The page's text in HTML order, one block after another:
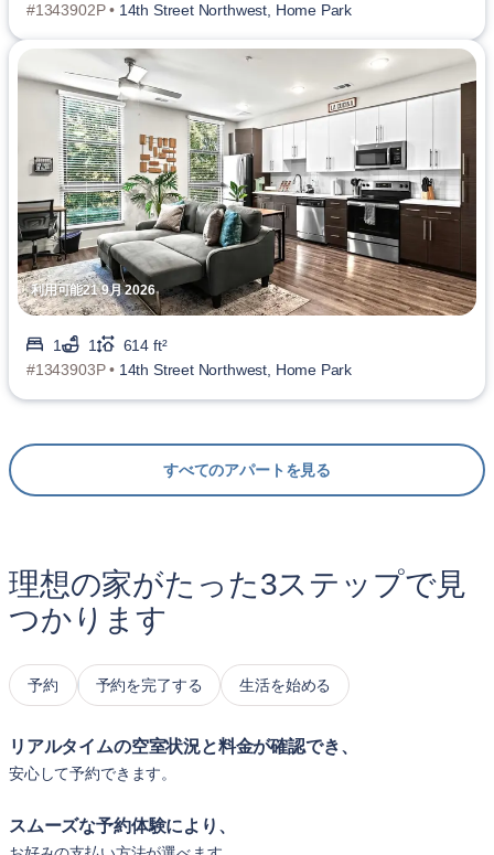
#1343902P • 14th Street Northwest, Home Park
利用可能21 9月 2026
1 1
614 ft²
#1343903P • 14th Street Northwest, Home Park
すべてのアパートを見る
理想の家がたった3ステップで見
つかります
予約 予約を完了する 生活を始める
リアルタイムの空室状況と料金が確認でき、
安心して予約できます。
スムーズな予約体験により、